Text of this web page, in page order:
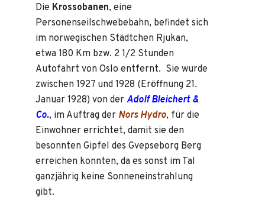
Die Krossobanen, eine
Personenseilschwebebahn, befindet sich
im norwegischen Städtchen Rjukan,
etwa 180 Km bzw. 2 1/2 Stunden
Autofahrt von Oslo entfernt. Sie wurde
zwischen 1927 und 1928 (Eröffnung 21.
Januar 1928) von der Adolf Bleichert &
Co., im Auftrag der Nors Hydro, für die
Einwohner errichtet, damit sie den
besonnten Gipfel des Gvepseborg Berg
erreichen konnten, da es sonst im Tal
ganzjährig keine Sonneneinstrahlung
gibt.